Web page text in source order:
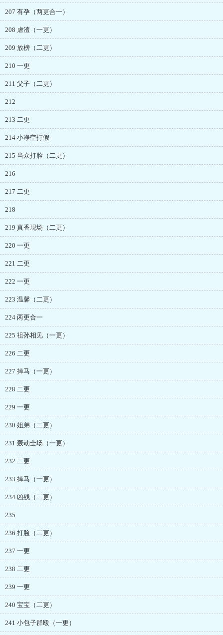
207 有孕（两更合一）
208 虐渣（一更）
209 放榜（二更）
210 一更
211 父子（二更）
212
213 二更
214 小净空打假
215 当众打脸（二更）
216
217 二更
218
219 真香现场（二更）
220 一更
221 二更
222 一更
223 温馨（二更）
224 两更合一
225 祖孙相见（一更）
226 二更
227 掉马（一更）
228 二更
229 一更
230 姐弟（二更）
231 轰动全场（一更）
232 二更
233 掉马（一更）
234 凶残（二更）
235
236 打脸（二更）
237 一更
238 二更
239 一更
240 宝宝（二更）
241 小包子群殴（一更）